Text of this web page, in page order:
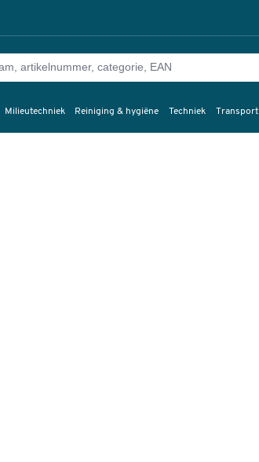
Milieutechniek Reiniging & hygiëne Techniek Transport